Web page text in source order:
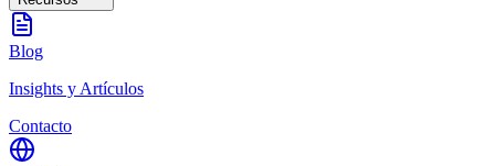
Blog
Insights y Artículos
Contacto